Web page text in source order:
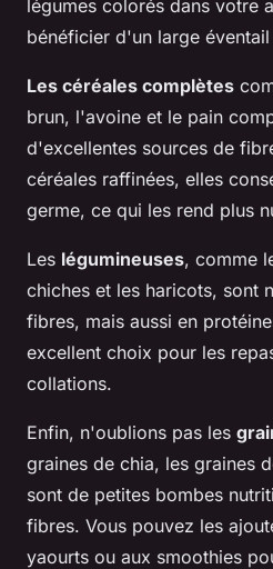
légumes colorés dans votre
bénéficier d'un large
Les céréales complètes
brun, l'avoine et le pain
d'excellentes sources de
céréales raffinées, elles
germe, ce qui les rend plus
Les légumineuses, comme
chiches et les haricots, sont
fibres, mais aussi en
excellent choix pour les
collations.
Enfin, n'oublions pas les
graines de chia, les graines
sont de petites bombes
fibres. Vous pouvez les
yaourts ou aux smoothies